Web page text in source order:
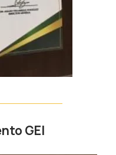
GEI